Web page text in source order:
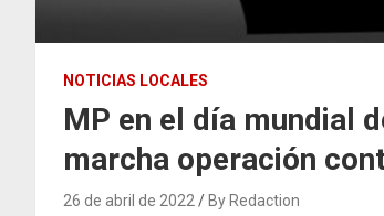
NOTICIAS LOCALES
MP en el día mundial
marcha operación
26 de abril de 2022 By Redaction